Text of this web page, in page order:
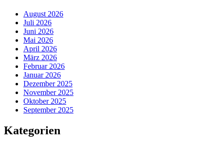
August 2026
Juli 2026
Juni 2026
Mai 2026
April 2026
März 2026
Februar 2026
Januar 2026
Dezember 2025
November 2025
Oktober 2025
September 2025
Kategorien